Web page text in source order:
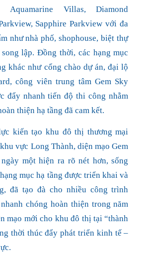
Aquamarine Villas, Diamond
Sapphire Parkview với đa
như nhà phố, shophouse, biệt thự
lập. Đồng thời, các hạng mục
khác như cổng chào dự án, đại lộ
công viên trung tâm Gem Sky
đẩy nhanh tiến độ thi công nhằm
thiện hạ tầng đã cam kết.
kiến tạo khu đô thị thương mại
vực Long Thành, diện mạo Gem
một hiện ra rõ nét hơn, sống
mục hạ tầng được triển khai và
đã tạo đà cho nhiều công trình
chóng hoàn thiện trong năm
mạo mới cho khu đô thị tại “thành
thời thúc đẩy phát triển kinh tế –